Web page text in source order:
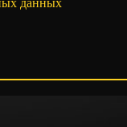
данных